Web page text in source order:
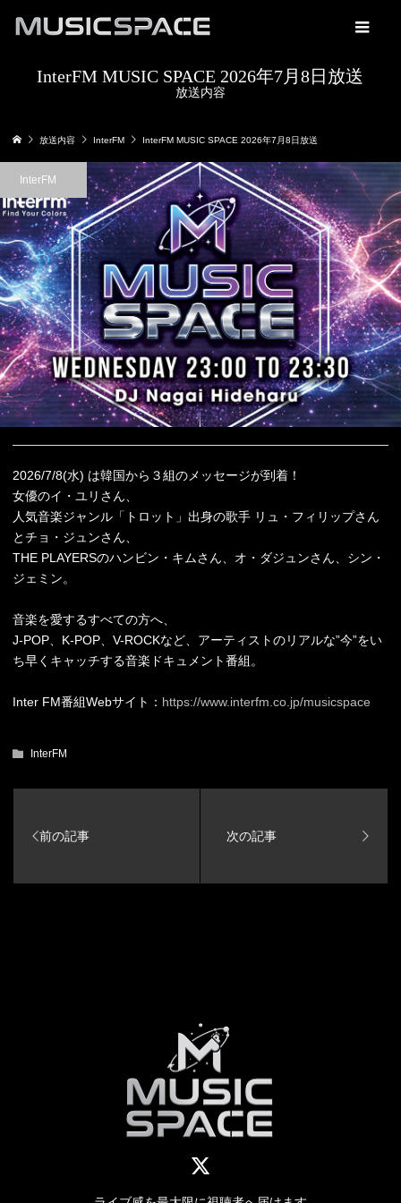
InterFM MUSIC SPACE 2026年7月8日放送
放送内容
放送内容 InterFM InterFM MUSIC SPACE 2026年7月8日放送
InterFM
2026/7/8(水) は韓国から３組のメッセージが到着！
女優のイ・ユリさん、
人気音楽ジャンル「トロット」出身の歌手 リュ・フィリップさん
とチョ・ジュンさん、
THE PLAYERSのハンビン・キムさん、オ・ダジュンさん、シン・
ジェミン。
音楽を愛するすべての方へ、
J-POP、K-POP、V-ROCKなど、アーティストのリアルな”今”をい
ち早くキャッチする音楽ドキュメント番組。
Inter FM番組Webサイト： https://www.interfm.co.jp/musicspace
InterFM